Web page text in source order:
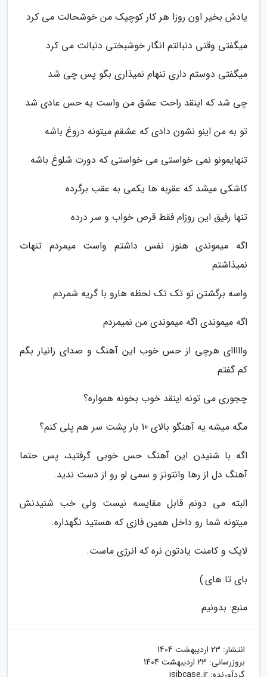
یادش بخیر اون روزا هر کار کوچیک من خوشحالت می کرد
میگفتی وقتی دنبالتم انگار خوشبختی دنبالت می کرد
میگفتی دوستم داری تنهام نمیذاری بگو پس چی شد
چی شد که اینقد راحت عشق من واست یه حس عادی شد
تو به من اینو نشون دادی که عشقم میتونه دروغ باشه
تنهایمونو نمی خواستی می خواستی که دورت شلوغ باشه
کاشکی میشد که عقربه ها یکمی به عقب برگرده
تنها رفیق این روزام فقط قرص خواب و سر درده
اگه میموندی هنوز نفس داشتم واست میمردم تنهات
نمیذاشتم
واسه برگشتن تو تک تک لحظه هارو با گریه شمردم
اگه میموندی اگه میموندی من نمیمردم
وااااای هرچی از حس خوب این آهنگ و صدای زانیار بگم
کم گفتم.
چجوری می تونه اینقد خوب بخونه همواره؟
مگه میشه یه آهنگو بالای 10 بار پشت سر هم پلی کنم؟
اگه با شنیدن این آهنگ حس خوبی گرفتید، پس حتما
آهنگ دل از رها وانتونز و سمی لو رو از دست ندید.
البته می دونم قابل مقایسه نیست ولی خب شنیدنش
میتونه شما رو داخل همین فازی که هستید نگهداره.
لایک و کامنت یادتون نره که انرژی ماست.
بای تا های:)
منبع: بدونیم
انتشار: 23 اردیبهشت 1404
بروزرسانی: 23 اردیبهشت 1404